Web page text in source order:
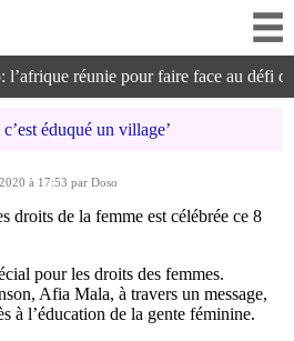
l’afrique réunie pour faire face au défi
éduqué un village’
à 17:53 par Doso
droits de la femme est célébrée ce 8
pour les droits des femmes.
Afia Mala, à travers un message,
à l’éducation de la gente féminine.